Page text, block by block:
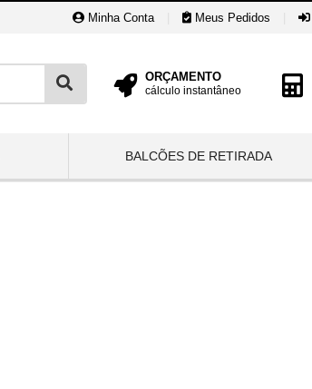
Minha Conta Meus Pedidos
ORÇAMENTO
cálculo instantâneo
BALCÕES DE RETIRADA